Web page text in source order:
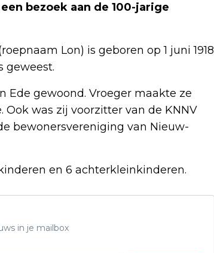
bezoek aan de 100-jarige
Lon) is geboren op 1 juni 1918
geweest.
Ede gewoond. Vroeger maakte ze
was zij voorzitter van de KNNV
bewonersvereniging van Nieuw-
en 6 achterkleinkinderen.
in je mailbox